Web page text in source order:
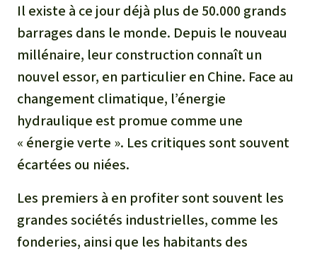
Il existe à ce jour déjà plus de 50.000 grands
barrages dans le monde. Depuis le nouveau
millénaire, leur construction connaît un
nouvel essor, en particulier en Chine. Face au
changement climatique, l’énergie
hydraulique est promue comme une
« énergie verte ». Les critiques sont souvent
écartées ou niées.
Les premiers à en profiter sont souvent les
grandes sociétés industrielles, comme les
fonderies, ainsi que les habitants des